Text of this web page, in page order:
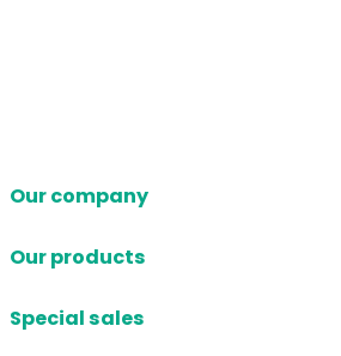
Our company
Our products
Special sales